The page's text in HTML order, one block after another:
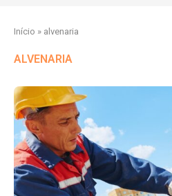
Início » alvenaria
ALVENARIA